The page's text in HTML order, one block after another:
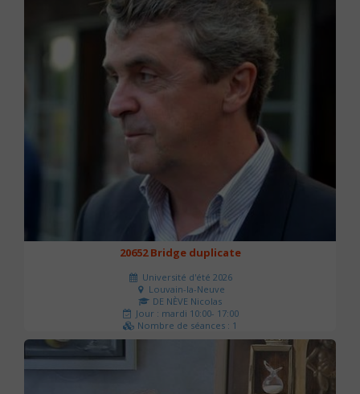
20652 Bridge duplicate
Université d'été 2026
Louvain-la-Neuve
DE NÈVE Nicolas
Jour : mardi 10:00- 17:00
Nombre de séances : 1
50 €